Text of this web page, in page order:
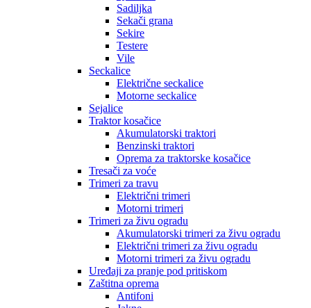
Sadiljka
Sekači grana
Sekire
Testere
Vile
Seckalice
Električne seckalice
Motorne seckalice
Sejalice
Traktor kosačice
Akumulatorski traktori
Benzinski traktori
Oprema za traktorske kosačice
Tresači za voće
Trimeri za travu
Električni trimeri
Motorni trimeri
Trimeri za živu ogradu
Akumulatorski trimeri za živu ogradu
Električni trimeri za živu ogradu
Motorni trimeri za živu ogradu
Uređaji za pranje pod pritiskom
Zaštitna oprema
Antifoni